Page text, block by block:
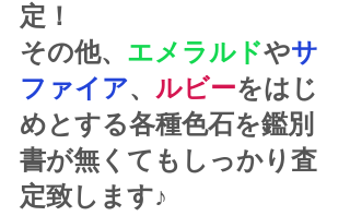
定！
その他、 エメラルドやサ
ファイア、 ルビーをはじ
めとする各種色石を鑑別
書が無くてもしっかり査
定致します♪